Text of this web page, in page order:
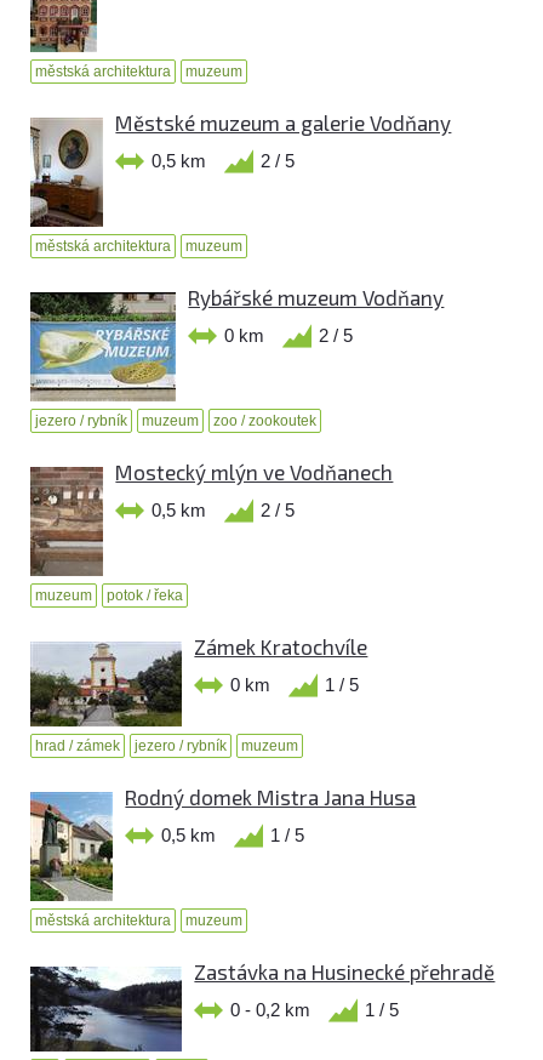
městská architektura muzeum
Městské muzeum a galerie Vodňany
0,5 km 2 / 5
městská architektura muzeum
Rybářské muzeum Vodňany
0 km 2 / 5
jezero / rybník muzeum zoo / zookoutek
Mostecký mlýn ve Vodňanech
0,5 km 2 / 5
muzeum potok / řeka
Zámek Kratochvíle
0 km 1 / 5
hrad / zámek jezero / rybník muzeum
Rodný domek Mistra Jana Husa
0,5 km 1 / 5
městská architektura muzeum
Zastávka na Husinecké přehradě
0 - 0,2 km 1 / 5